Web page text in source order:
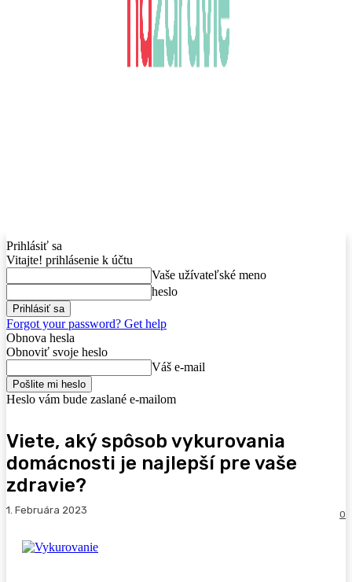
Prihlásiť sa
Vitajte! prihlásenie k účtu
Vaše užívateľské meno
heslo
Forgot your password? Get help
Obnova hesla
Obnoviť svoje heslo
Váš e-mail
Heslo vám bude zaslané e-mailom
Viete, aký spôsob vykurovania
domácnosti je najlepší pre vaše
zdravie?
1. Februára 2023 0